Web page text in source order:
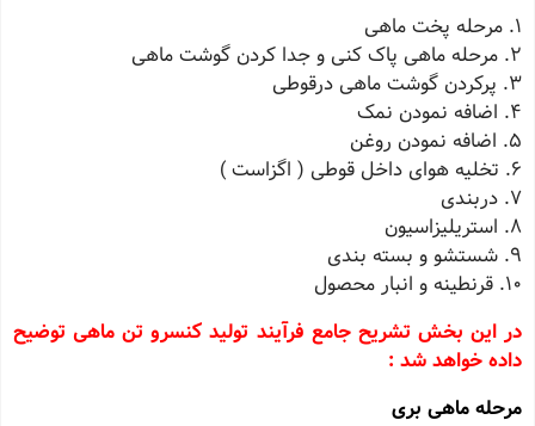
1. مرحله پخت ماهى
2. مرحله ماهى پاک کنى و جدا کردن گوشت ماهى
3. پرکردن گوشت ماهى درقوطى
4. اضافه نمودن نمک
5. اضافه نمودن روغن
6. تخلیه هواى داخل قوطى ( اگزاست )
7. دربندى
8. استریلیزاسیون
9. شستشو و بسته بندى
10. قرنطینه و انبار محصول
در این بخش تشریح جامع فرآیند تولید کنسرو تن ماهی توضیح
داده خواهد شد :
مرحله ماهى برى